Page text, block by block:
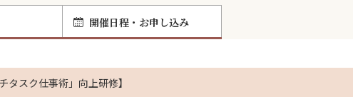
開催日程・お申し込み
スク仕事術」向上研修】